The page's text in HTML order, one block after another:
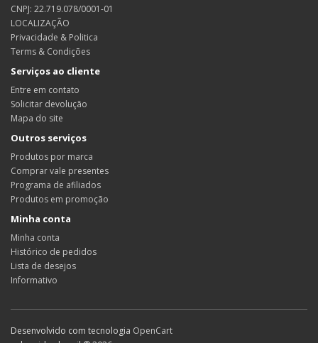
CNPJ: 22.719.078/0001-01
LOCALIZAÇÃO
Privacidade & Politica
Terms & Condições
Serviços ao cliente
Entre em contato
Solicitar devolução
Mapa do site
Outros serviços
Produtos por marca
Comprar vale presentes
Programa de afiliados
Produtos em promoção
Minha conta
Minha conta
Histórico de pedidos
Lista de desejos
Informativo
Desenvolvido com tecnologia OpenCart